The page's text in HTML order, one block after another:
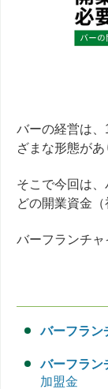
バーの経営は
ざまな形態が
そこで今回は
どの開業資金
バーフランチャ
バーフラン
バーフラン
加盟金